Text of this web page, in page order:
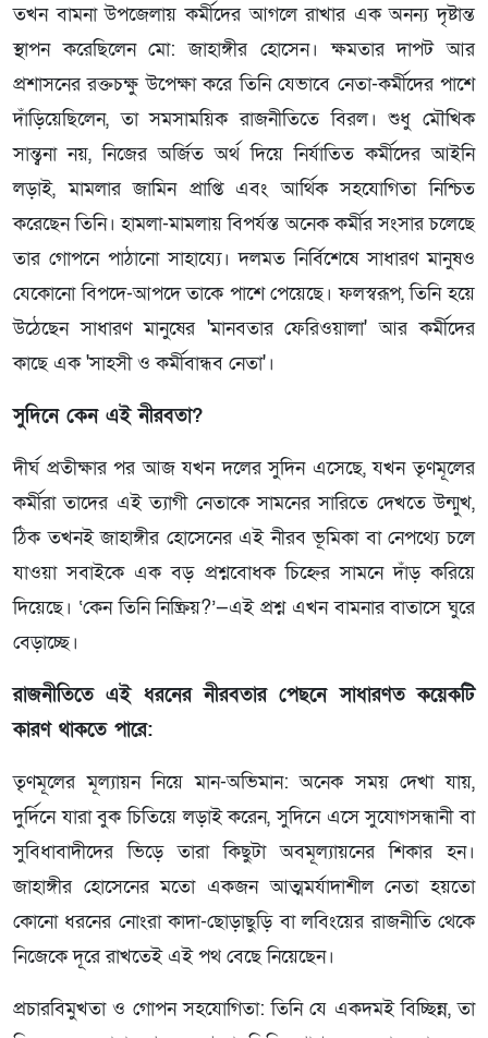
তখন বামনা উপজেলায় কর্মীদের আগলে রাখার এক অনন্য দৃষ্টান্ত
স্থাপন করেছিলেন মো: জাহাঙ্গীর হোসেন। ক্ষমতার দাপট আর
প্রশাসনের রক্তচক্ষু উপেক্ষা করে তিনি যেভাবে নেতা-কর্মীদের পাশে
দাঁড়িয়েছিলেন, তা সমসাময়িক রাজনীতিতে বিরল। শুধু মৌখিক
সান্ত্বনা নয়, নিজের অর্জিত অর্থ দিয়ে নির্যাতিত কর্মীদের আইনি
লড়াই, মামলার জামিন প্রাপ্তি এবং আর্থিক সহযোগিতা নিশ্চিত
করেছেন তিনি। হামলা-মামলায় বিপর্যস্ত অনেক কর্মীর সংসার চলেছে
তার গোপনে পাঠানো সাহায্যে। দলমত নির্বিশেষে সাধারণ মানুষও
যেকোনো বিপদে-আপদে তাকে পাশে পেয়েছে। ফলস্বরূপ, তিনি হয়ে
উঠেছেন সাধারণ মানুষের 'মানবতার ফেরিওয়ালা' আর কর্মীদের
কাছে এক 'সাহসী ও কর্মীবান্ধব নেতা'।
সুদিনে কেন এই নীরবতা?
দীর্ঘ প্রতীক্ষার পর আজ যখন দলের সুদিন এসেছে, যখন তৃণমূলের
কর্মীরা তাদের এই ত্যাগী নেতাকে সামনের সারিতে দেখতে উন্মুখ,
ঠিক তখনই জাহাঙ্গীর হোসেনের এই নীরব ভূমিকা বা নেপথ্যে চলে
যাওয়া সবাইকে এক বড় প্রশ্নবোধক চিহ্নের সামনে দাঁড় করিয়ে
দিয়েছে। ‘কেন তিনি নিষ্ক্রিয়?’—এই প্রশ্ন এখন বামনার বাতাসে ঘুরে
বেড়াচ্ছে।
রাজনীতিতে এই ধরনের নীরবতার পেছনে সাধারণত কয়েকটি
কারণ থাকতে পারে:
তৃণমূলের মূল্যায়ন নিয়ে মান-অভিমান: অনেক সময় দেখা যায়,
দুর্দিনে যারা বুক চিতিয়ে লড়াই করেন, সুদিনে এসে সুযোগসন্ধানী বা
সুবিধাবাদীদের ভিড়ে তারা কিছুটা অবমূল্যায়নের শিকার হন।
জাহাঙ্গীর হোসেনের মতো একজন আত্মমর্যাদাশীল নেতা হয়তো
কোনো ধরনের নোংরা কাদা-ছোড়াছুড়ি বা লবিংয়ের রাজনীতি থেকে
নিজেকে দূরে রাখতেই এই পথ বেছে নিয়েছেন।
প্রচারবিমুখতা ও গোপন সহযোগিতা: তিনি যে একদমই বিচ্ছিন্ন, তা